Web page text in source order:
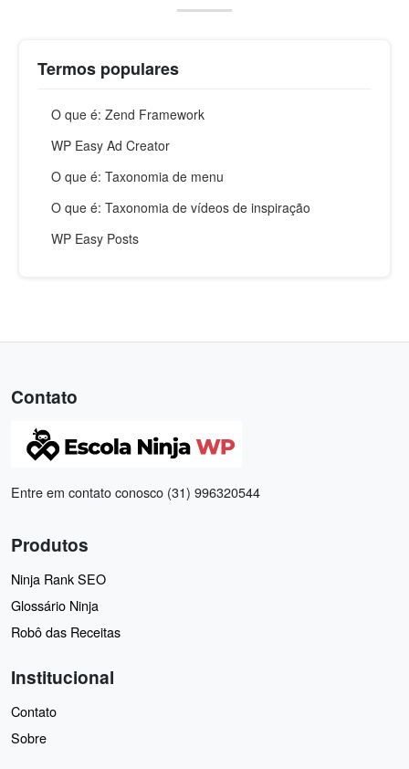
Termos populares
O que é: Zend Framework
WP Easy Ad Creator
O que é: Taxonomia de menu
O que é: Taxonomia de vídeos de inspiração
WP Easy Posts
Contato
Entre em contato conosco (31) 996320544
Produtos
Ninja Rank SEO
Glossário Ninja
Robô das Receitas
Institucional
Contato
Sobre